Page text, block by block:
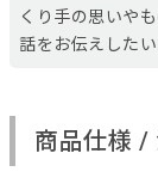
くり手の思いや
話をお伝えした
商品仕様 /